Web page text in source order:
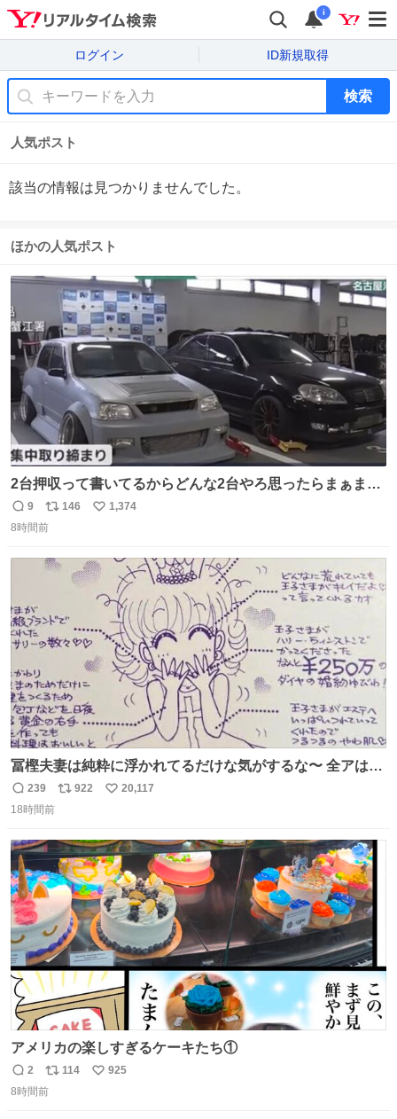
i
ログイン ID新規取得
検索
人気ポスト
該当の情報は見つかりませんでした。
ほかの人気ポスト
2台押収って書いてるからどんな2台やろ思ったらまぁまぁ
へんてこな1台押収してて笑い止まらん
返
信
9
リ
ポ
ト
146
い
数
1,374
8時間前
冨樫夫妻は純粋に浮かれてるだけな気がするな〜 全アはこ
こに自分の市場価値的なものを上乗せするので、 すっぴん
＆寝起きのボサボサ頭でも「今日も可愛いね」が止まらな
156cm40kg、年中日焼け止めとお友達の私より綺麗な手や
めてもろて とか言う
返
信
239
リ
ト
数
922
い
数
20,117
18時間前
アメリカの楽しすぎるケーキたち①
返
信
2
リ
ポ
114
い
925
8時間前